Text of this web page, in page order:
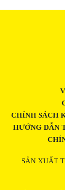
CHÍNH SÁCH
HƯỚNG DẪN
SẢN XUẤT